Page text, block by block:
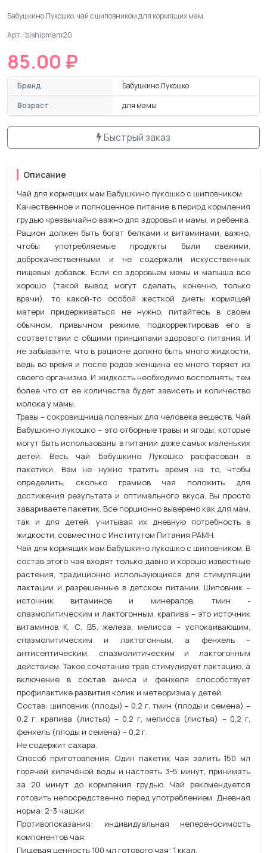
Бабушкино Лукошко, чай с шиповником для кормящих мам
Арт.: blshipmam20
85.00 ₽
Бренд
Бабушкино Лукошко
Возраст
для мамы
Быстрый заказ
Описание
Чай для кормящих мам Бабушкино лукошко с шиповником
Качественное и полноценное питание в период кормления
грудью чрезвычайно важно для здоровья и мамы, и ребенка.
Рацион должен быть богат белками и витаминами, важно,
чтобы употребляемые продукты были свежими,
доброкачественными и не содержали искусственных
пищевых добавок. Если со здоровьем мамы и малыша все
хорошо (такой вывод могут сделать, конечно, только
врачи), то какой-то особой жесткой диеты кормящей
матери придерживаться не нужно, питайтесь в своем
обычном, привычном режиме, подкорректировав его в
соответствии с общими принципами здорового питания. И
не забывайте, что в рационе должно быть много жидкости,
ведь во время и после родов женщина ее много теряет из
своего организма. И жидкость необходимо восполнять, тем
более что от ее количества будет зависеть и количество
молока у мамы.
Травы – сокровищница полезных для человека веществ. Чай
Бабушкино лукошко – это отборные травы и ягоды, которые
могут быть использованы в питании даже самых маленьких
детей. Весь чай Бабушкино Лукошко расфасован в
пакетики. Вам не нужно тратить время на то, чтобы
определить, сколько граммов чая положить для
достижения результата и оптимального вкуса, Вы просто
завариваете пакетик. Все порционно выверено как для мам,
так и для детей, учитывая их дневную потребность в
жидкости, совместно с Институтом Питания РАМН.
Чай для кормящих мам Бабушкино лукошко с шиповником. В
состав этого чая входят только давно и хорошо известные
растения, традиционно использующиеся для стимуляции
лактации и разрешенные в детском питании. Шиповник –
источник витаминов и минералов, тмин -
спазмолитическим и лактогонным, крапива – это источник
витаминов К, С, В5, железа, мелисса – успокаивающим,
спазмолитическим и лактогонным, а фенхель –
антисептическим, спазмолитическим и лактогонным
действием. Такое сочетание трав стимулирует лактацию, а
включение в состав аниса и фенхеля способствует
профилактике развития колик и метеоризма у детей.
Состав: шиповник (плоды) – 0,2 г, тмин (плоды и семена) –
0,2 г, крапива (листья) – 0,2 г, мелисса (листья) – 0,2 г,
фенхель (плоды и семена) – 0,2 г.
Не содержит сахара.
Способ приготовления. Один пакетик чая залить 150 мл
горячей кипячёной воды и настоять 3-5 минут, принимать
за 20 минут до кормления грудью. Чай рекомендуется
готовить непосредственно перед употреблением. Дневная
норма: 2-3 чашки.
Противопоказания: индивидуальная непереносимость
компонентов чая.
Пищевая ценность 100 мл готового чая: 1 ккал.